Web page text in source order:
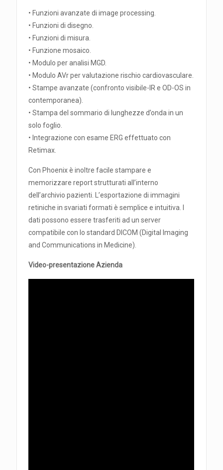
• Funzioni avanzate di image processing.
• Funzioni di disegno.
• Funzioni di misura.
• Funzione mosaico.
• Modulo per analisi MGD.
• Modulo AVr per valutazione rischio cardiovasculare.
• Stampe avanzate (confronto visibile-IR e OD-OS in
contemporanea).
• Stampa del sommario di lunghezze d’onda in un
solo foglio.
• Integrazione con esame ERG effettuato con
Retimax.
Con Phoenix è inoltre facile stampare e
memorizzare report strutturati all’interno
dell’archivio pazienti. L’esportazione di immagini
retiniche in svariati formati è semplice e intuitiva. I
dati possono essere trasferiti ad un server
compatibile con lo standard DICOM (Digital Imaging
and Communications in Medicine).
Video-presentazione Azienda